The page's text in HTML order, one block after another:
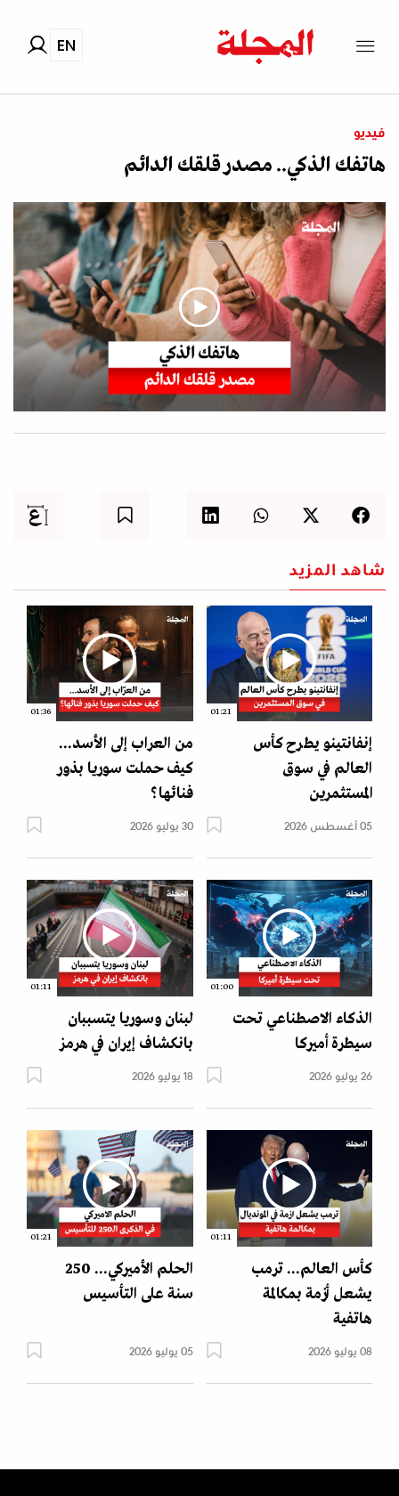
EN
فيديو
هاتفك الذكي.. مصدر قلقك الدائم
شاهد المزيد
01:21
إنفانتينو يطرح كأس
العالم في سوق
المستثمرين
05 أغسطس 2026
01:36
من العراب إلى الأسد...
كيف حملت سوريا بذور
فنائها؟
30 يوليو 2026
01:00
الذكاء الاصطناعي تحت
سيطرة أميركا
26 يوليو 2026
01:11
لبنان وسوريا يتسببان
بانكشاف إيران في هرمز
18 يوليو 2026
01:11
كأس العالم... ترمب
يشعل أزمة بمكالمة
هاتفية
08 يوليو 2026
01:21
الحلم الأميركي... 250
سنة على التأسيس
05 يوليو 2026